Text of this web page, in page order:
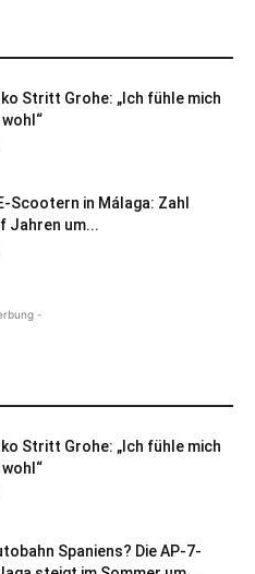
Stritt Grohe: „Ich fühle mich
Scootern in Málaga: Zahl
Jahren um...
-
Stritt Grohe: „Ich fühle mich
Spaniens? Die AP-7-